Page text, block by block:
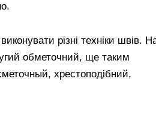
різні техніки швів.
обметочний, ще таким
хрестоподібний,